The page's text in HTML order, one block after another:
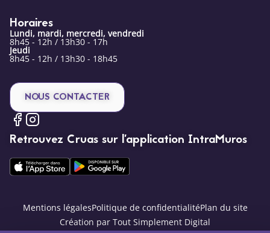
Horaires
Lundi, mardi, mercredi, vendredi
8h45 - 12h / 13h30 - 17h
Jeudi
8h45 - 12h / 13h30 - 18h45
NOUS CONTACTER
Retrouvez Cruas sur l’application IntraMuros
Mentions légalesPolitique de confidentialitéPlan du site
Création par Tout Simplement Digital